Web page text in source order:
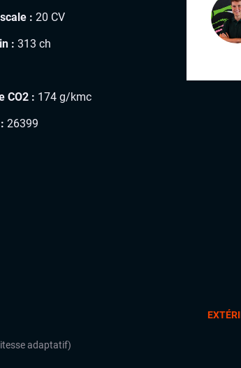
: 20 CV
: 313 ch
CO2 : 174 g/kmc
26399
adaptatif)